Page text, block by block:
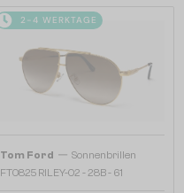
2-4 WERKTAGE
Tom Ford — Sonnenbrillen
FT0825 RILEY-02 - 28B - 61